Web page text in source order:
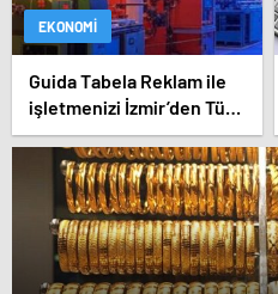
EKONOMI
Guida Tabela Reklam ile
işletmenizi İzmir’den Tüm
Türkiye’ye Duyuran Işıklı
Çözümler!